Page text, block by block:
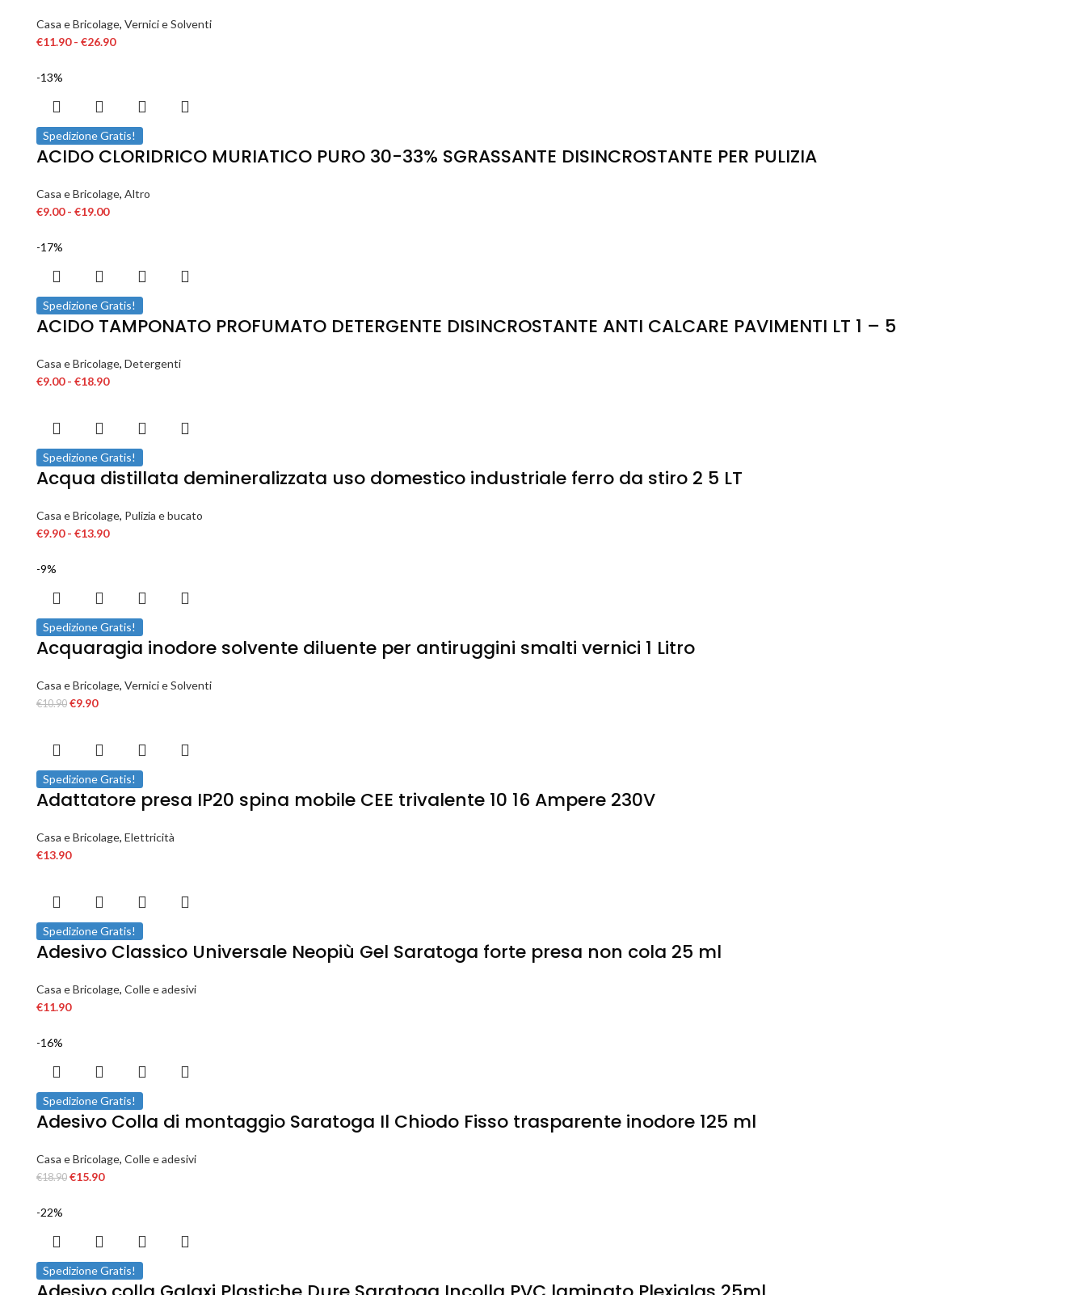
Casa e Bricolage, Vernici e Solventi
€11.90 - €26.90
-13%
Spedizione Gratis!
ACIDO CLORIDRICO MURIATICO PURO 30-33% SGRASSANTE DISINCROSTANTE PER PULIZIA
Casa e Bricolage, Altro
€9.00 - €19.00
-17%
Spedizione Gratis!
ACIDO TAMPONATO PROFUMATO DETERGENTE DISINCROSTANTE ANTI CALCARE PAVIMENTI LT 1 – 5
Casa e Bricolage, Detergenti
€9.00 - €18.90
Spedizione Gratis!
Acqua distillata demineralizzata uso domestico industriale ferro da stiro 2 5 LT
Casa e Bricolage, Pulizia e bucato
€9.90 - €13.90
-9%
Spedizione Gratis!
Acquaragia inodore solvente diluente per antiruggini smalti vernici 1 Litro
Casa e Bricolage, Vernici e Solventi
€10.90 €9.90
Spedizione Gratis!
Adattatore presa IP20 spina mobile CEE trivalente 10 16 Ampere 230V
Casa e Bricolage, Elettricità
€13.90
Spedizione Gratis!
Adesivo Classico Universale Neopiù Gel Saratoga forte presa non cola 25 ml
Casa e Bricolage, Colle e adesivi
€11.90
-16%
Spedizione Gratis!
Adesivo Colla di montaggio Saratoga Il Chiodo Fisso trasparente inodore 125 ml
Casa e Bricolage, Colle e adesivi
€18.90 €15.90
-22%
Spedizione Gratis!